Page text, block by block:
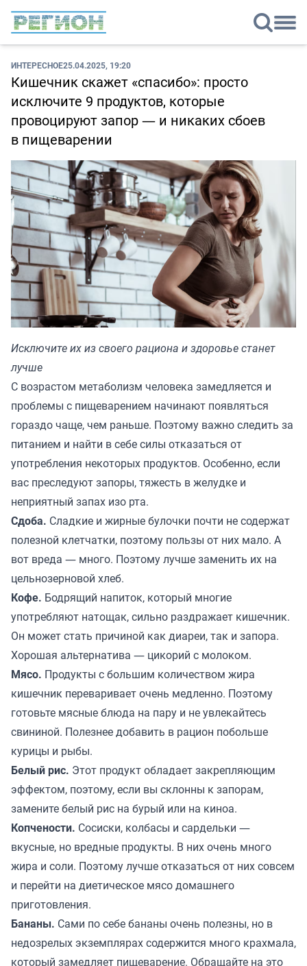
ИНТЕРЕСНОЕ25.04.2025, 19:20
Кишечник скажет «спасибо»: просто
исключите 9 продуктов, которые
провоцируют запор ― и никаких сбоев
в пищеварении
Исключите их из своего рациона и здоровье станет
лучше
С возрастом метаболизм человека замедляется и
проблемы с пищеварением начинают появляться
гораздо чаще, чем раньше. Поэтому важно следить за
питанием и найти в себе силы отказаться от
употребления некоторых продуктов. Особенно, если
вас преследуют запоры, тяжесть в желудке и
неприятный запах изо рта.
Сдоба. Сладкие и жирные булочки почти не содержат
полезной клетчатки, поэтому пользы от них мало. А
вот вреда ― много. Поэтому лучше заменить их на
цельнозерновой хлеб.
Кофе. Бодрящий напиток, который многие
употребляют натощак, сильно раздражает кишечник.
Он может стать причиной как диареи, так и запора.
Хорошая альтернатива ― цикорий с молоком.
Мясо. Продукты с большим количеством жира
кишечник переваривает очень медленно. Поэтому
готовьте мясные блюда на пару и не увлекайтесь
свининой. Полезнее добавить в рацион побольше
курицы и рыбы.
Белый рис. Этот продукт обладает закрепляющим
эффектом, поэтому, если вы склонны к запорам,
замените белый рис на бурый или на киноа.
Копчености. Сосиски, колбасы и сардельки ―
вкусные, но вредные продукты. В них очень много
жира и соли. Поэтому лучше отказаться от них совсем
и перейти на диетическое мясо домашнего
приготовления.
Бананы. Сами по себе бананы очень полезны, но в
недозрелых экземплярах содержится много крахмала,
который замедляет пищеварение. Обращайте на это